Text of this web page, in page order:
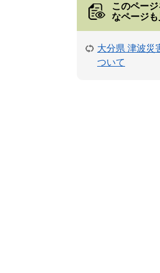
このペー
なページ
大分県 津波災
ついて